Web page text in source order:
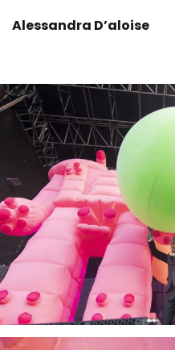
Alessandra D’aloise